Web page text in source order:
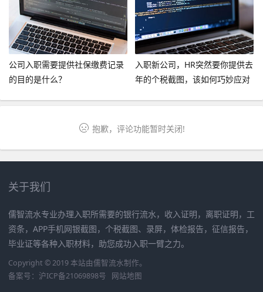
公司入职需要提供社保缴费记录
的目的是什么？
入职新公司，HR突然要你提供去
年的个税截图，该如何巧妙应对
抱歉，评论功能暂时关闭!
关于我们
儒智流水专业办理入职所需要的银行流水，收入证明，离职证明，工
资条，APP手机网银截图，个税截图、录屏，体检报告，征信报告，
毕业证等各种入职材料，助您成功入职一臂之力。
Copyright © 2019 本站由儒智流水制作。
备案号： 沪ICP备21069898号 网站地图